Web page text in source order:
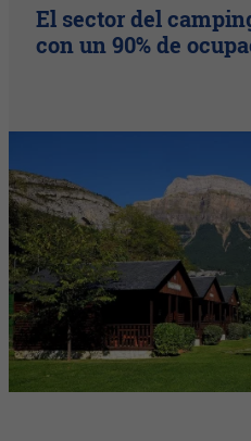
El sector del
con un 90% de